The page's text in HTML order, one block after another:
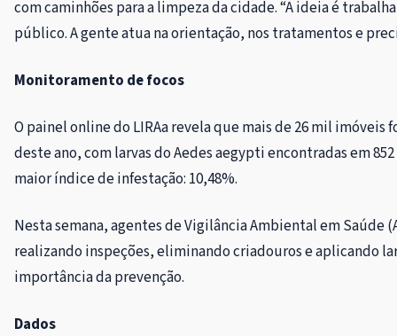
com caminhões para a limpeza da cidade. “A ideia é
público. A gente atua na orientação, nos tratamentos e
Monitoramento de focos
O painel online do LIRAa revela que mais de 26 mil
deste ano, com larvas do Aedes aegypti encontradas em
maior índice de infestação: 10,48%.
Nesta semana, agentes de Vigilância Ambiental em Saúde
realizando inspeções, eliminando criadouros e aplicando
importância da prevenção.
Dados